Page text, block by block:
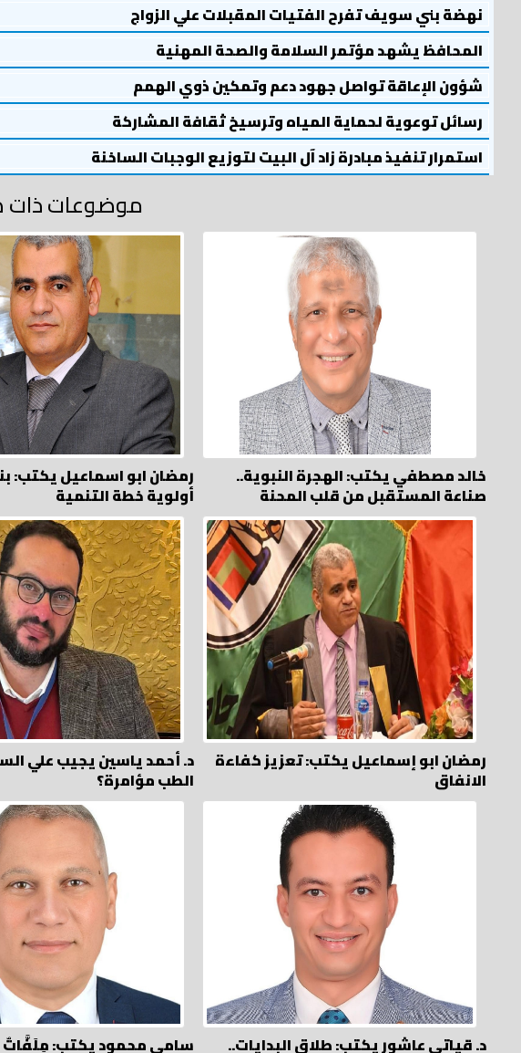
نهضة بني سويف تفرح الفتيات المقبلات علي الزواج
المحافظ يشهد مؤتمر السلامة والصحة المهنية
شؤون الإعاقة تواصل جهود دعم وتمكين ذوي الهمم
رسائل توعوية لحماية المياه وترسيخ ثقافة المشاركة
استمرار تنفيذ مبادرة زاد آل البيت لتوزيع الوجبات الساخنة
موضوعات ذات
خالد مصطفي يكتب: الهجرة النبوية..
صناعة المستقبل من قلب المحنة
رمضان ابو اسماعيل يكتب:
أولوية خطة التنمية
رمضان ابو إسماعيل يكتب: تعزيز كفاءة
الانفاق
د. أحمد ياسين يجيب علي
الطب مؤامرة؟
د. قياتي عاشور يكتب: طلاق البدايات.. سامي محمود يكتب: مِلَفَّاتٌ